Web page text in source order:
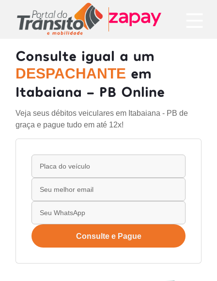
Consulte igual a um
DESPACHANTE em
Itabaiana - PB Online
Veja seus débitos veiculares em Itabaiana - PB de
graça e pague tudo em até 12x!
Consulte e Pague